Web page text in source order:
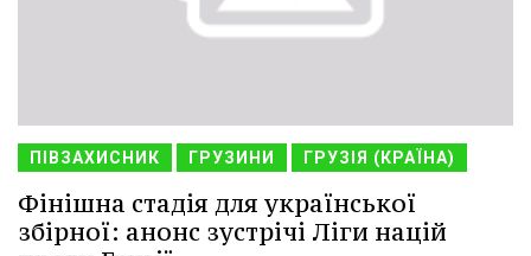
ПІВЗАХИСНИК ГРУЗИНИ ГРУЗІЯ (КРАЇНА)
Фінішна стадія для української
збірної: анонс зустрічі Ліги націй